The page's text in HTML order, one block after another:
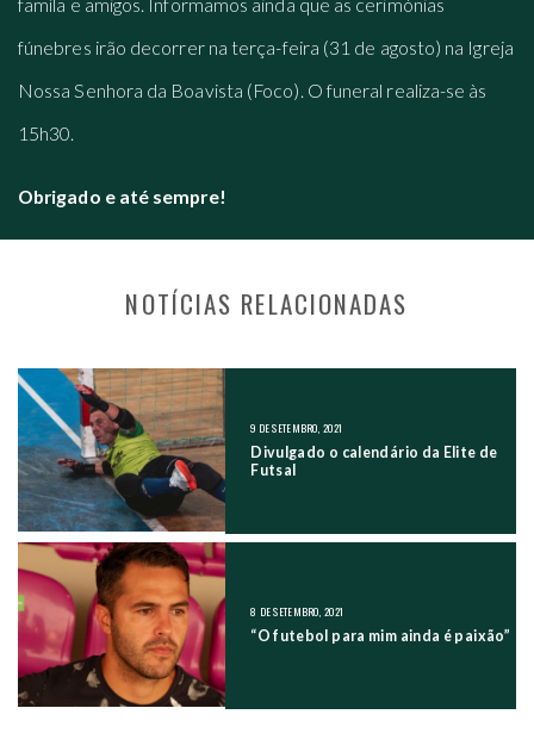
fúnebres irão decorrer na terça-feira (31 de agosto) na Igreja
Nossa Senhora da Boavista (Foco). O funeral realiza-se às
15h30.
Obrigado e até sempre!
NOTÍCIAS RELACIONADAS
NAVEGAÇÃO NOS POSTS
9 DE SETEMBRO, 2021
Divulgado o calendário da Elite de
Futsal
8 DE SETEMBRO, 2021
“O futebol para mim ainda é paixão”